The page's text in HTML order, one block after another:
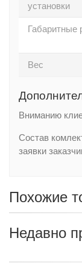
установки
Габаритные
Вес
Вниманию
Состав
заявки
Похожие
Недавно